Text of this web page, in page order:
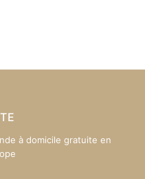
à domicile gratuite en